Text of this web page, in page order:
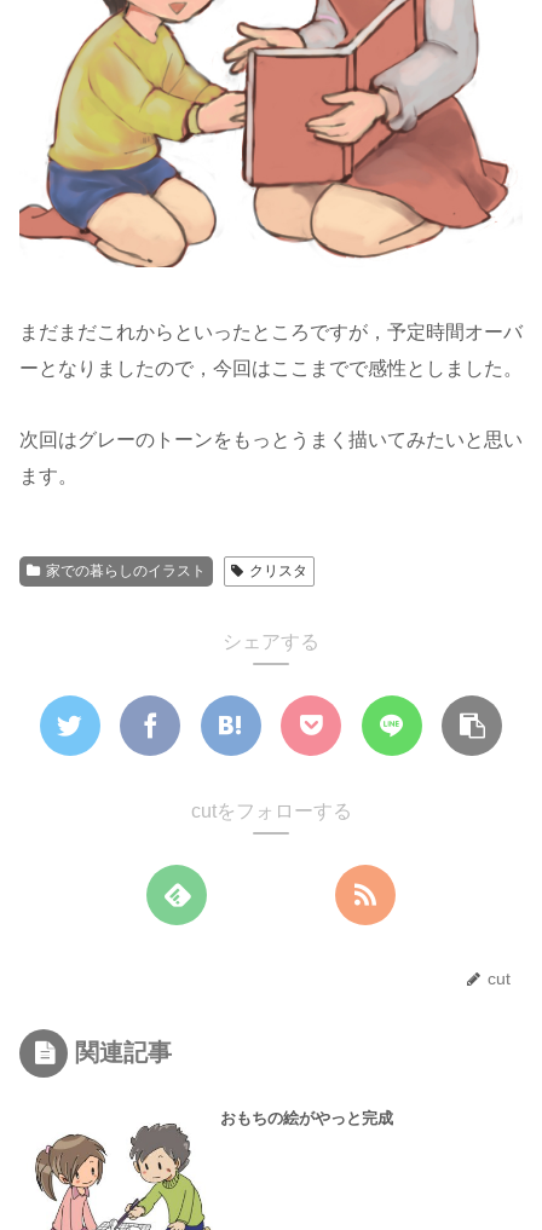
まだまだこれからといったところですが，予定時間オーバ
ーとなりましたので，今回はここまでで感性としました。
次回はグレーのトーンをもっとうまく描いてみたいと思い
ます。
家での暮らしのイラスト クリスタ
シェアする
cutをフォローする
cut
関連記事
おもちの絵がやっと完成